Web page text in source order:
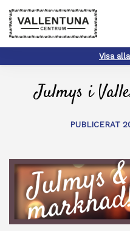
Visa
Julmys i
PUBLICERAT